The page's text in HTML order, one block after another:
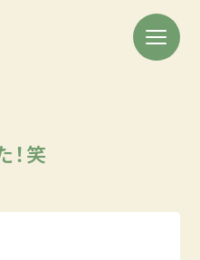
！笑